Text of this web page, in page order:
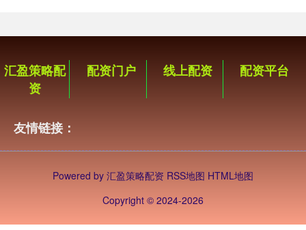
汇盈策略配
资
配资门户 线上配资 配资平台
友情链接：
Powered by 汇盈策略配资 RSS地图 HTML地图
Copyright © 2024-2026